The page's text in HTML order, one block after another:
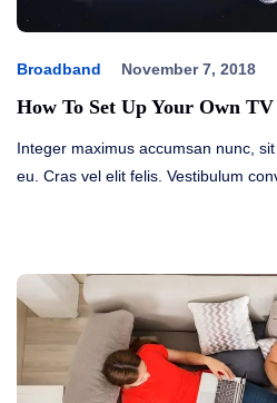
Broadband November 7, 2018
How To Set Up Your Own
Integer maximus accumsan nunc,
eu. Cras vel elit felis. Vestibulum